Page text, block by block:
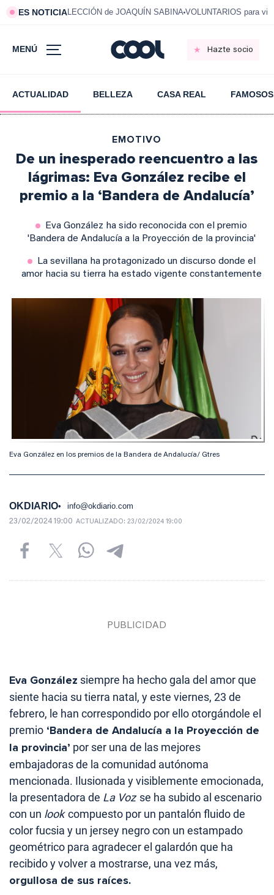
ES NOTICIALECCIÓN de JOAQUÍN SABINA VOLUNTARIOS para
MENÚ Hazte socio
ACTUALIDAD BELLEZA CASA REAL FAMOSOS
EMOTIVO
De un inesperado reencuentro a las
lágrimas: Eva González recibe el
premio a la ‘Bandera de Andalucía’
Eva González ha sido reconocida con el premio
'Bandera de Andalucía a la Proyección de la provincia'
La sevillana ha protagonizado un discurso donde el
amor hacia su tierra ha estado vigente constantemente
Eva González en los premios de la Bandera de Andalucía/ Gtres
OKDIARIO info@okdiario.com
23/02/2024 19:00 ACTUALIZADO: 23/02/2024 19:00
Eva González siempre ha hecho gala del amor que
siente hacia su tierra natal, y este viernes, 23 de
febrero, le han correspondido por ello otorgándole el
premio ‘Bandera de Andalucía a la Proyección de
la provincia’ por ser una de las mejores
embajadoras de la comunidad autónoma
mencionada. Ilusionada y visiblemente emocionada,
la presentadora de La Vozse ha subido al escenario
con un lookcompuesto por un pantalón fluido de
color fucsia y un jersey negro con un estampado
geométrico para agradecer el galardón que ha
recibido y volver a mostrarse, una vez más,
orgullosa de sus raíces.